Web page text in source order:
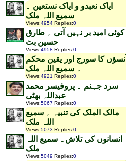
ایاک نعبدو و ایاک نستعین ۔
سمیع اللہ ملک
Views:4954 Replies:0
کوئی امید بر نہیں آتی ۔ طارق
حسین بٹ
Views:4958 Replies:0
آنسؤں کا سورج اور یقین محکم
۔ سمیع اللہ ملک
Views:4921 Replies:0
سرد جہنم ۔ پروفیسر محمد
عبداللہ بھٹی
Views:5067 Replies:0
مالک الملک کی تنبیہ ۔ سمیع
اللہ ملک
Views:5073 Replies:0
انسانوں کی تلاش۔ سمیع اللہ
ملک
Views:5049 Replies:0